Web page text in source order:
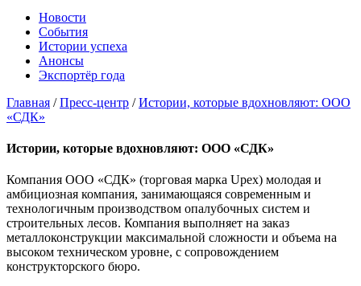
Новости
События
Истории успеха
Анонсы
Экспортёр года
Главная /Пресс-центр /Истории, которые вдохновляют: ООО
«СДК»
Истории, которые вдохновляют: ООО «СДК»
Компания ООО «СДК» (торговая марка Upex) молодая и
амбициозная компания, занимающаяся современным и
технологичным производством опалубочных систем и
строительных лесов. Компания выполняет на заказ
металлоконструкции максимальной сложности и объема на
высоком техническом уровне, с сопровождением
конструкторского бюро.